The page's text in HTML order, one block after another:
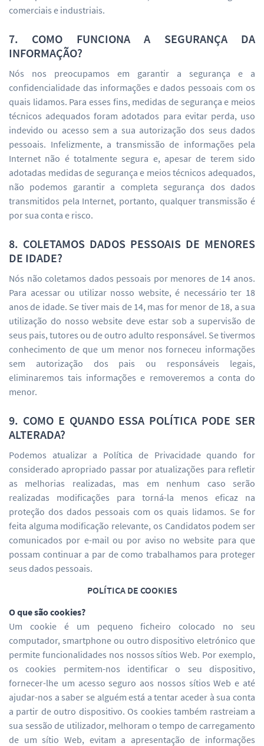
comerciais e industriais.
7. COMO FUNCIONA A SEGURANÇA DA
INFORMAÇÃO?
Nós nos preocupamos em garantir a segurança e a
confidencialidade das informações e dados pessoais com os
quais lidamos. Para esses fins, medidas de segurança e meios
técnicos adequados foram adotados para evitar perda, uso
indevido ou acesso sem a sua autorização dos seus dados
pessoais. Infelizmente, a transmissão de informações pela
Internet não é totalmente segura e, apesar de terem sido
adotadas medidas de segurança e meios técnicos adequados,
não podemos garantir a completa segurança dos dados
transmitidos pela Internet, portanto, qualquer transmissão é
por sua conta e risco.
8. COLETAMOS DADOS PESSOAIS DE MENORES
DE IDADE?
Nós não coletamos dados pessoais por menores de 14 anos.
Para acessar ou utilizar nosso website, é necessário ter 18
anos de idade. Se tiver mais de 14, mas for menor de 18, a sua
utilização do nosso website deve estar sob a supervisão de
seus pais, tutores ou de outro adulto responsável. Se tivermos
conhecimento de que um menor nos forneceu informações
sem autorização dos pais ou responsáveis legais,
eliminaremos tais informações e removeremos a conta do
menor.
9. COMO E QUANDO ESSA POLÍTICA PODE SER
ALTERADA?
Podemos atualizar a Política de Privacidade quando for
considerado apropriado passar por atualizações para refletir
as melhorias realizadas, mas em nenhum caso serão
realizadas modificações para torná-la menos eficaz na
proteção dos dados pessoais com os quais lidamos. Se for
feita alguma modificação relevante, os Candidatos podem ser
comunicados por e-mail ou por aviso no website para que
possam continuar a par de como trabalhamos para proteger
seus dados pessoais.
POLÍTICA DE COOKIES
O que são cookies?
Um cookie é um pequeno ficheiro colocado no seu
computador, smartphone ou outro dispositivo eletrónico que
permite funcionalidades nos nossos sítios Web. Por exemplo,
os cookies permitem-nos identificar o seu dispositivo,
fornecer-lhe um acesso seguro aos nossos sítios Web e até
ajudar-nos a saber se alguém está a tentar aceder à sua conta
a partir de outro dispositivo. Os cookies também rastreiam a
sua sessão de utilizador, melhoram o tempo de carregamento
de um sítio Web, evitam a apresentação de informações